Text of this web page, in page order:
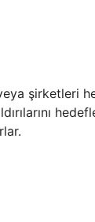
şirketleri